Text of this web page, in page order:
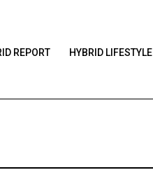
REPORT HYBRID LIFESTYLE